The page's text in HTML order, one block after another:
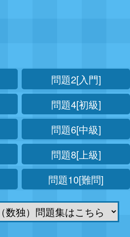
問題2[入門]
問題4[初級]
問題6[中級]
問題8[上級]
問題10[難問]